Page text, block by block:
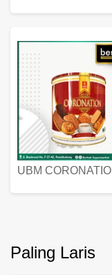
Paling Laris